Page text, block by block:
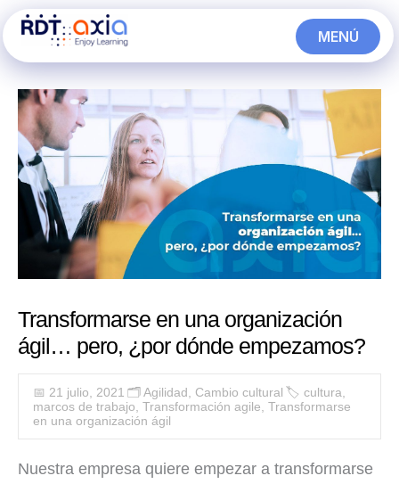
al
MENÚ
CERRAR
Transformarse en una organización
ágil… pero, ¿por dónde empezamos?
📅 21 julio, 2021 🗂️ Agilidad Cambio cultural 🏷 cultura
marcos de trabajo Transformación agile Transformarse
en una organización ágil
Nuestra empresa quiere empezar a transformarse